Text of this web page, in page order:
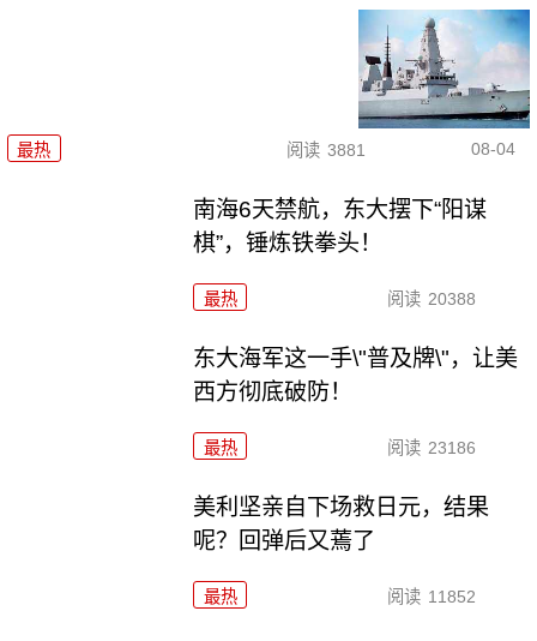
最热 阅读 3881 08-04
南海6天禁航，东大摆下“阳谋
棋”，锤炼铁拳头！
最热 阅读 20388
东大海军这一手\"普及牌\"，让美
西方彻底破防！
最热 阅读 23186
美利坚亲自下场救日元，结果
呢？回弹后又蔫了
最热 阅读 11852